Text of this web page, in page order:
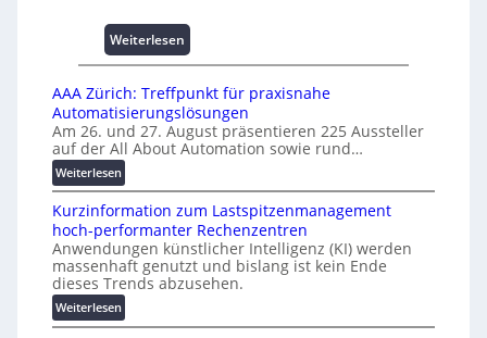
.
O
g
w
ä
c
t
w
e
i
e
Weiterlesen:
G
o
ß
e
s
o
n
a
n
b
AAA Zürich: Treffpunkt für praxisnahe
Automatisierungslösungen
Am 26. und 27. August präsentieren 225 Aussteller
auf der All About Automation sowie rund…
Weiterlesen:
A
A
A
Z
ü
r
i
c
Kurzinformation zum Lastspitzenmanagement
hoch-performanter Rechenzentren
Anwendungen künstlicher Intelligenz (KI) werden
massenhaft genutzt und bislang ist kein Ende
dieses Trends abzusehen.
Weiterlesen:
K